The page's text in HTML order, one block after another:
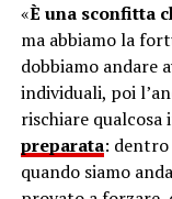
«È una sconfitta
ma abbiamo la
dobbiamo andare
individuali, poi
rischiare qualcosa
preparata: dentro
quando siamo